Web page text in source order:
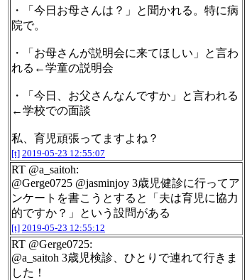
・「今日お母さんは？」と聞かれる。特に病
院で。
・「お母さんが説明会に来てほしい」と言わ
れる←学童の説明会
・「今日、お父さんなんですか」と言われる
←学校での面談
私、育児頑張ってますよね？
[t] 2019-05-23 12:55:07
RT @a_saitoh:
@Gerge0725 @jasminjoy 3歳児健診に行ってア
ンケートを書こうとすると「夫は育児に協力
的ですか？」という設問がある
[t] 2019-05-23 12:55:12
RT @Gerge0725:
@a_saitoh 3歳児検診、ひとりで連れて行きま
した！